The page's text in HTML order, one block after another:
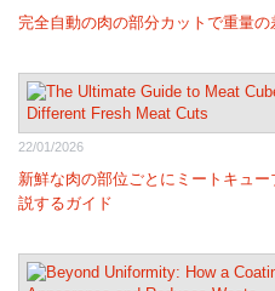
完全自動の肉の部分カットで重量
22/01/2026
新鮮な肉の部位ごとにミートキュ
説するガイド